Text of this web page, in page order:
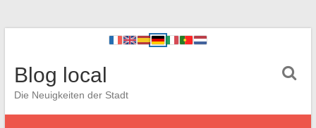
Blog local
Die Neuigkeiten der Stadt